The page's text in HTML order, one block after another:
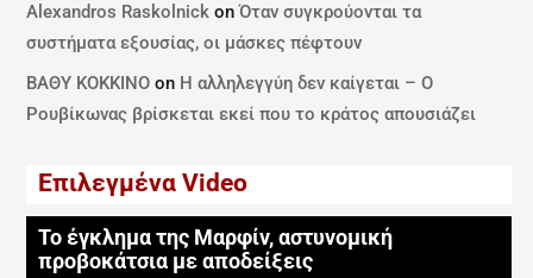
Alexandros Raskolnick onΌταν συγκρούονται τα
συστήματα εξουσίας, οι μάσκες πέφτουν
ΒΑΘΥ ΚΟΚΚΙΝΟ on Η αλληλεγγύη δεν καίγεται – Ο
Ρουβίκωνας βρίσκεται εκεί που το κράτος απουσιάζει
Επιλεγμένα Video
Το έγκλημα της Μαρφίν, αστυνομική
προβοκάτσια με αποδείξεις